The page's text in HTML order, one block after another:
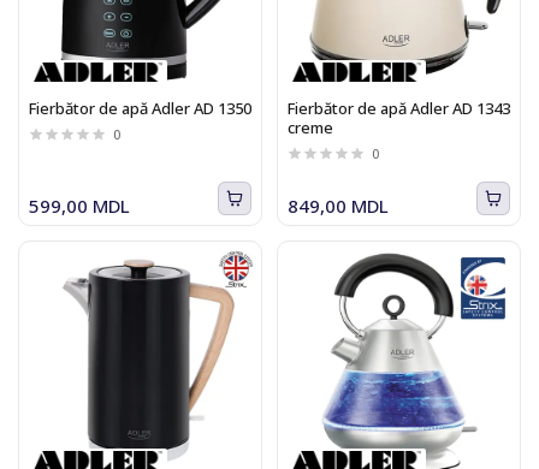
Fierbător de apă Adler AD 1350
0
599,00 MDL
Fierbător de apă Adler AD 1343
creme
0
849,00 MDL